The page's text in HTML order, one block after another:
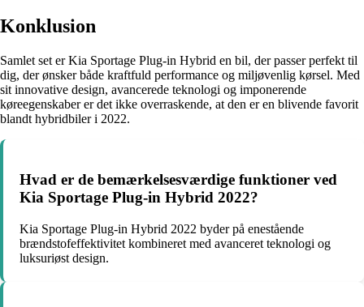
Konklusion
Samlet set er Kia Sportage Plug-in Hybrid en bil, der passer perfekt til
dig, der ønsker både kraftfuld performance og miljøvenlig kørsel. Med
sit innovative design, avancerede teknologi og imponerende
køreegenskaber er det ikke overraskende, at den er en blivende favorit
blandt hybridbiler i 2022.
Hvad er de bemærkelsesværdige funktioner ved
Kia Sportage Plug-in Hybrid 2022?
Kia Sportage Plug-in Hybrid 2022 byder på enestående
brændstofeffektivitet kombineret med avanceret teknologi og
luksuriøst design.